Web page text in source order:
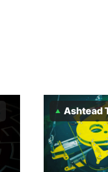
Ashtead Technology